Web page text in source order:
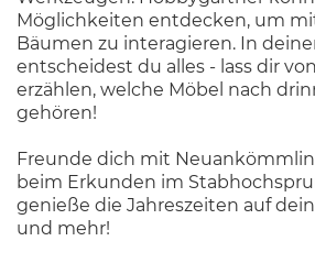
Möglichkeiten entdecken, um
Bäumen zu interagieren. In
entscheidest du alles - lass dir
erzählen, welche Möbel nach
gehören!
Freunde dich mit
beim Erkunden im
genieße die Jahreszeiten auf
und mehr!